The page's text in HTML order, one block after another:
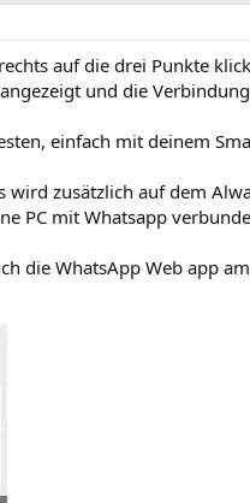
auf die drei Punkte
und die
einfach mit deinem
wird zusätzlich auf dem
PC mit Whatsapp
die WhatsApp Web app